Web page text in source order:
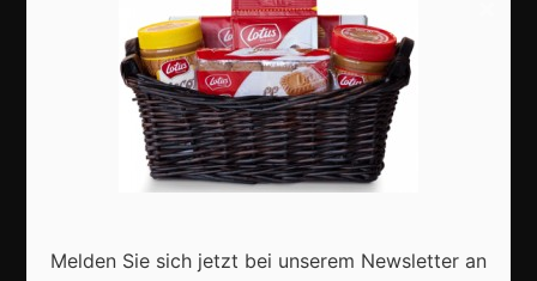
Melden Sie sich jetzt bei unserem Newsletter an